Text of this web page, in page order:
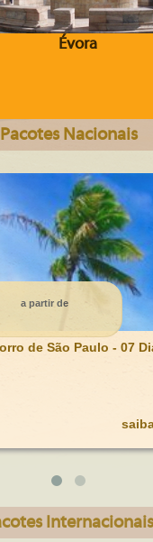
Évora
CABO Somente
/ HOTEL
Pacotes Nacionais
a partir de
de São Paulo - 07
Internacionais